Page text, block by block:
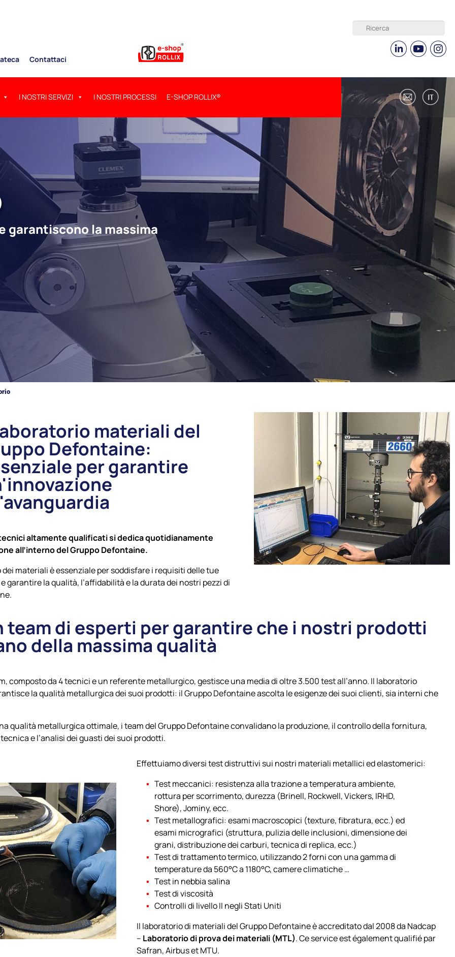
I NOSTRI SERVIZI I NOSTRI PROCESSI E-SHOP ROLLIX®
Contattaci
garantiscono la massima
materiali del
Defontaine:
per garantire
altamente qualificati si dedica quotidianamente
all’interno del Gruppo Defontaine.
materiali è essenziale per soddisfare i requisiti delle tue
garantire la qualità, l’affidabilità e la durata dei nostri pezzi di
team di esperti per garantire che i nostri prodotti
della massima qualità
composto da 4 tecnici e un referente metallurgico, gestisce una media di oltre 3.500 test all’anno. Il laboratorio
la qualità metallurgica dei suoi prodotti: il Gruppo Defontaine ascolta le esigenze dei suoi clienti, sia interni che
qualità metallurgica ottimale, i team del Gruppo Defontaine convalidano la produzione, il controllo della fornitura,
e l’analisi dei guasti dei suoi prodotti.
Effettuiamo diversi test distruttivi sui nostri materiali metallici ed elastomerici:
Test meccanici: resistenza alla trazione a temperatura ambiente,
rottura per scorrimento, durezza (Brinell, Rockwell, Vickers, IRHD,
Shore), Jominy, ecc.
Test metallografici: esami macroscopici (texture, fibratura, ecc.) ed
esami micrografici (struttura, pulizia delle inclusioni, dimensione dei
grani, distribuzione dei carburi, tecnica di replica, ecc.)
Test di trattamento termico, utilizzando 2 forni con una gamma di
temperature da 560°C a 1180°C, camere climatiche …
Test in nebbia salina
Test di viscosità
Controlli di livello II negli Stati Uniti
Il laboratorio di materiali del Gruppo Defontaine è accreditato dal 2008 da Nadcap
– Laboratorio di prova dei materiali (MTL). Ce service est également qualifié par
Safran, Airbus et MTU.